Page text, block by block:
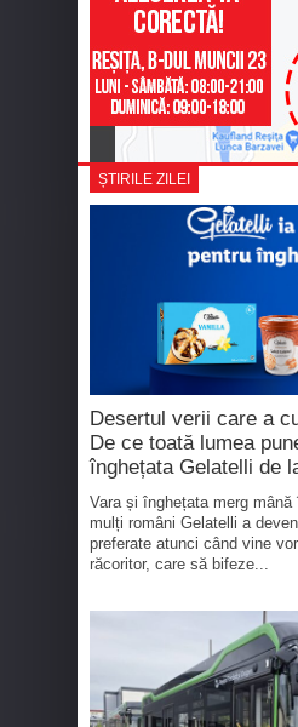
ȘTIRILE ZILEI
Desertul verii care a
De ce toată lumea
înghețata Gelatelli de
Vara și înghețata merg
mulți români Gelatelli a
preferate atunci când vine
răcoritor, care să bifeze...